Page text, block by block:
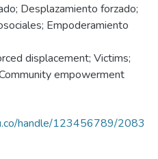
Desplazamiento forzado;
Empoderamiento
displacement; Victims;
empowerment
handle/123456789/2083